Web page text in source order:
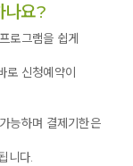
습니다.
받아보는
나요?
로그램을 쉽게
로 신청예약이
능하며 결제기한은
니다.